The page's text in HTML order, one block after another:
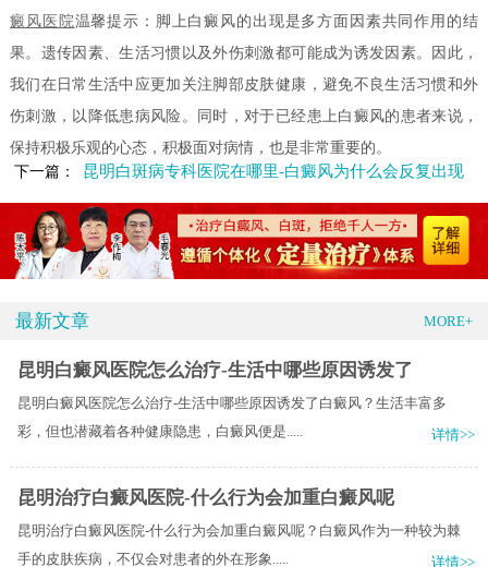
癜风医院温馨提示：脚上白癜风的出现是多方面因素共同作用的结
果。遗传因素、生活习惯以及外伤刺激都可能成为诱发因素。因此，
我们在日常生活中应更加关注脚部皮肤健康，避免不良生活习惯和外
伤刺激，以降低患病风险。同时，对于已经患上白癜风的患者来说，
保持积极乐观的心态，积极面对病情，也是非常重要的。
下一篇：
昆明白斑病专科医院在哪里-白癜风为什么会反复出现
最新文章 MORE+
昆明白癜风医院怎么治疗-生活中哪些原因诱发了
昆明白癜风医院怎么治疗-生活中哪些原因诱发了白癜风？生活丰富多
彩，但也潜藏着各种健康隐患，白癜风便是.....
详情>>
昆明治疗白癜风医院-什么行为会加重白癜风呢
昆明治疗白癜风医院-什么行为会加重白癜风呢？白癜风作为一种较为棘
手的皮肤疾病，不仅会对患者的外在形象.....
详情>>